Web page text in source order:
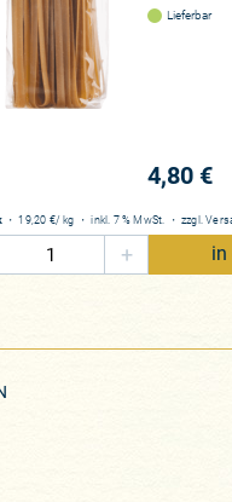
Lieferbar
4,80 €
・19,20 €/ kg ・inkl. 7 % MwSt. ・ zzgl.
+ in